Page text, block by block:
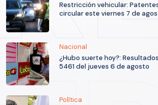
Restricción vehicular:
circular este viernes 7 de
Nacional
¿Hubo suerte hoy?:
5461 del jueves 6 de agosto
Política